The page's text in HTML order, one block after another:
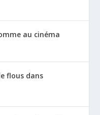
au cinéma
flous dans